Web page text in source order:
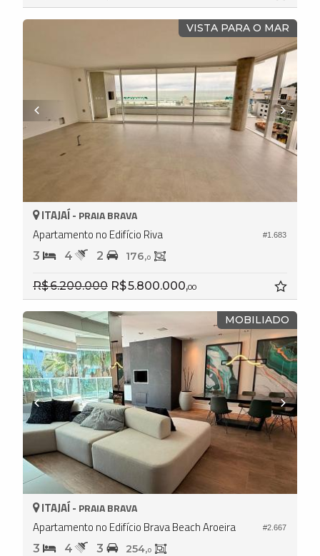
VISTA PARA O MAR
#1.683
ITAJAÍ - PRAIA BRAVA
Apartamento no Edifício Riva
3 4 2 176,0
R$ 6.200.000 R$ 5.800.000,00
MOBILIADO
#2.667
ITAJAÍ - PRAIA BRAVA
Apartamento no Edifício Brava Beach Aroeira
3 4 3 254,0